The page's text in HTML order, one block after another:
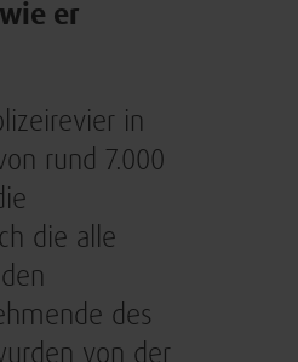
er
in
rund 7.000
die alle
des
von der